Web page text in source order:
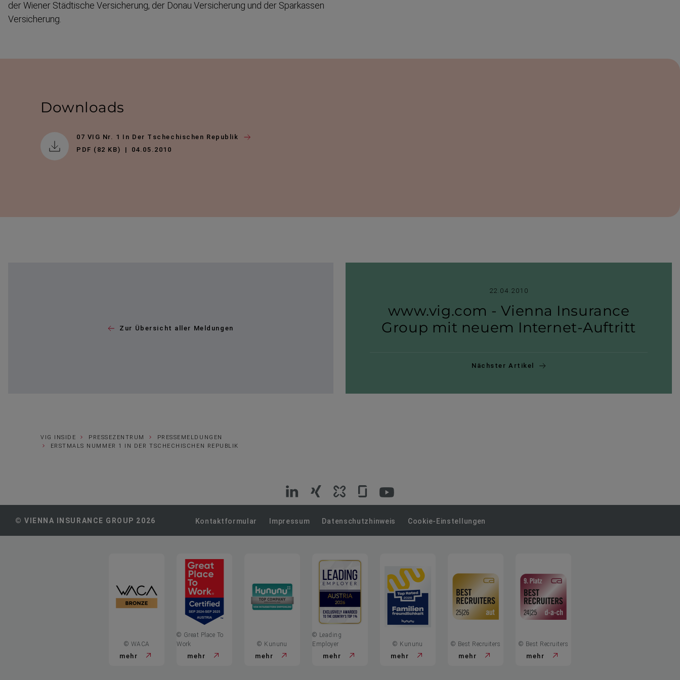
der Wiener Städtische Versicherung, der Donau Versicherung und der Sparkassen
Versicherung.
Downloads
07 VIG Nr. 1 In Der Tschechischen Republik
PDF (82 KB)
04.05.2010
Zur Übersicht aller Meldungen
22.04.2010
www.vig.com - Vienna Insurance
Group mit neuem Internet-​Auftritt
Nächster Artikel
VIG INSIDE PRESSEZENTRUM
PRESSEMELDUNGEN
ERSTMALS NUMMER 1 IN DER TSCHECHISCHEN REPUBLIK
VIG
auf
VIG
auf
VIG
auf
VIG
auf
VIG
auf
© VIENNA INSURANCE GROUP 2026 Kontaktformular Impressum Datenschutzhinweis Cookie-Einstellungen
© WACA
mehr
© Great Place To
Work
mehr
© Kununu
mehr
© Leading
Employer
mehr
© Kununu
mehr
© Best Recruiters
mehr
© Best Recruiters
mehr